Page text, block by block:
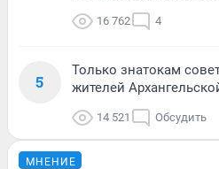
16 762 4
5
Только знатокам
жителей
14 521 Обсудить
МНЕНИЕ